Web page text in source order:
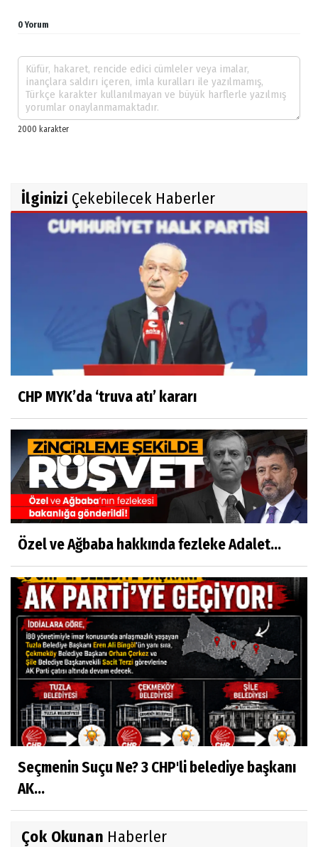
0 Yorum
İlginizi Çekebilecek Haberler
CHP MYK’da ‘truva atı’ kararı
Özel ve Ağbaba hakkında fezleke Adalet...
Seçmenin Suçu Ne? 3 CHP'li belediye başkanı
AK...
Çok Okunan Haberler